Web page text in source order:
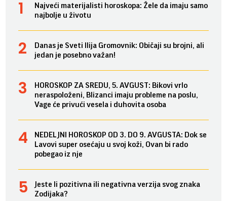
Najveći materijalisti horoskopa: Žele da imaju samo
najbolje u životu
Danas je Sveti Ilija Gromovnik: Običaji su brojni, ali
jedan je posebno važan!
HOROSKOP ZA SREDU, 5. AVGUST: Bikovi vrlo
neraspoloženi, Blizanci imaju probleme na poslu,
Vage će privući vesela i duhovita osoba
NEDELJNI HOROSKOP OD 3. DO 9. AVGUSTA: Dok se
Lavovi super osećaju u svoj koži, Ovan bi rado
pobegao iz nje
Jeste li pozitivna ili negativna verzija svog znaka
Zodijaka?